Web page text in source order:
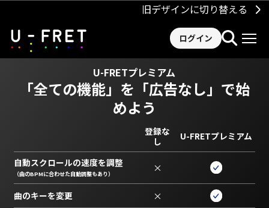
旧デザインに切り替える
ログイン
U-FRETプレミアム
「全ての機能」を 「広告なし」で始
めよう
登録な
し
U-FRETプレミアム
自動スクロールの速度を調整
（曲のBPMに合わせた自動調整もあり） ×
曲のキーを変更 ×